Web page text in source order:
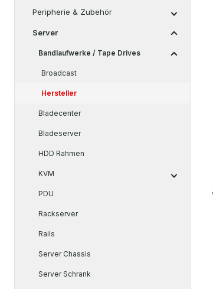
Peripherie & Zubehör
Server
Bandlaufwerke / Tape Drives
Broadcast
Hersteller
Bladecenter
Bladeserver
HDD Rahmen
KVM
PDU
Rackserver
Rails
Server Chassis
Server Schrank